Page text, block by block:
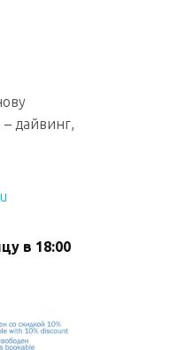
дайвинг,
в 18:00